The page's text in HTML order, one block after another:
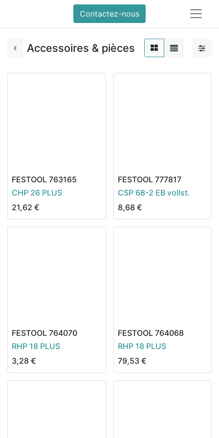
Contactez-nous
Accessoires & pièces
FESTOOL 763165
CHP 26 PLUS
21,62 €
FESTOOL 777817
CSP 68-2 EB vollst.
8,68 €
FESTOOL 764070
RHP 18 PLUS
3,28 €
FESTOOL 764068
RHP 18 PLUS
79,53€